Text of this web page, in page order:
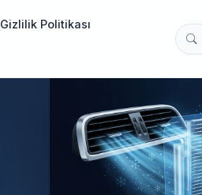
Gizlilik Politikası